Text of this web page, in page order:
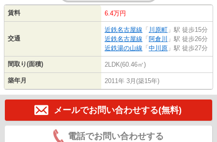
賃料 6.4万円
交通
近鉄名古屋線 「 川原町 」駅 徒歩15分
近鉄名古屋線 「 阿倉川 」駅 徒歩26分
近鉄湯の山線 「 中川原 」駅 徒歩27分
間取り(面積) 2LDK(60.46㎡)
築年月 2011年 3月(築15年)
メールでお問い合わせする(無料)
電話でお問い合わせする